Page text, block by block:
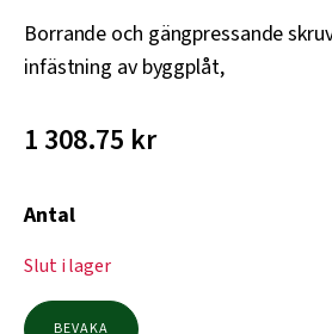
Borrande och gängpressande
infästning av byggplåt,
1 308.75 kr
Antal
Slut i lager
BEVAKA